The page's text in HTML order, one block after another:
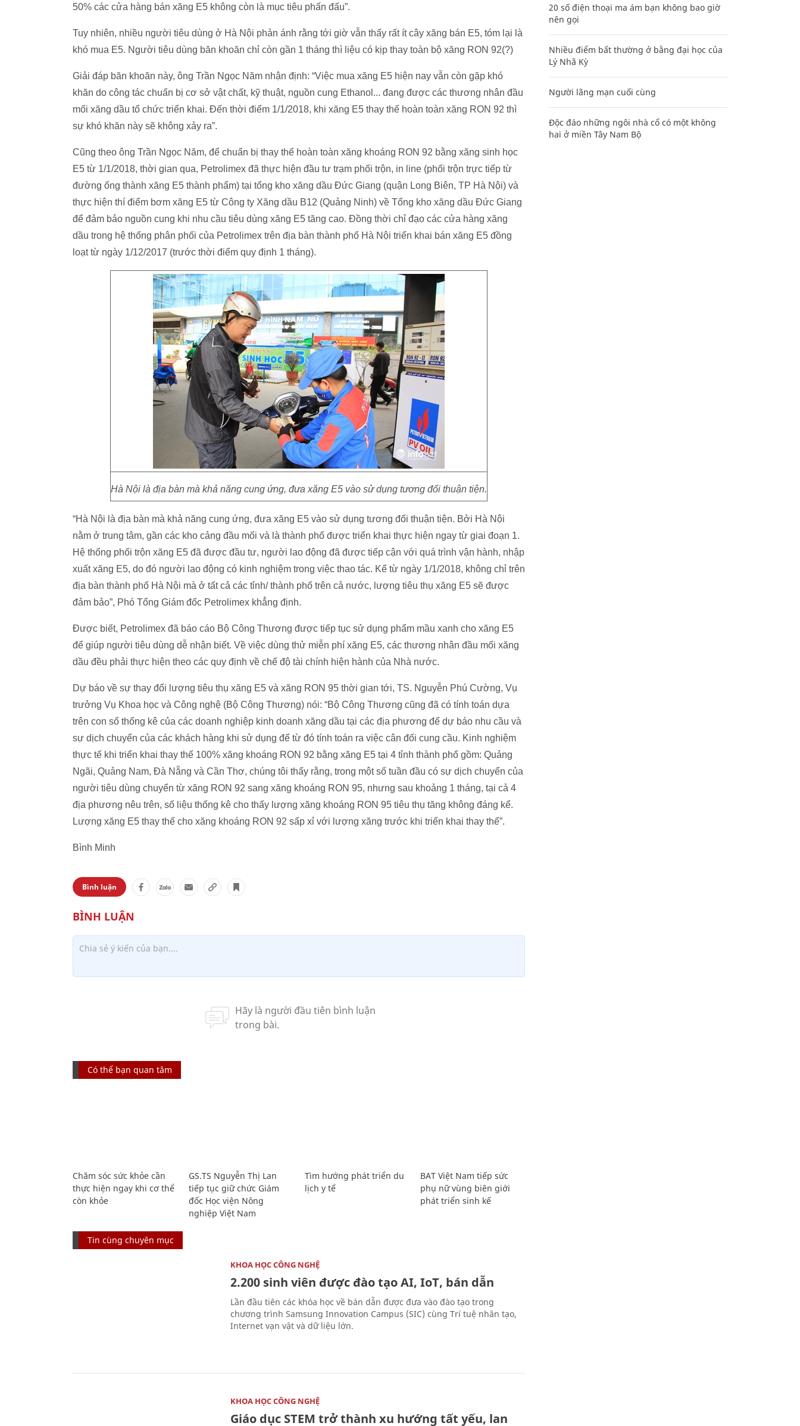
50% các cửa hàng bán xăng E5 không còn là mục tiêu phấn đấu”.
Tuy nhiên, nhiều người tiêu dùng ở Hà Nội phản ánh rằng tới giờ vẫn thấy rất ít cây xăng bán E5, tóm lại là
khó mua E5. Người tiêu dùng băn khoăn chỉ còn gần 1 tháng thì liệu có kịp thay toàn bộ xăng RON 92(?)
Giải đáp băn khoăn này, ông Trần Ngọc Năm nhận định: “Việc mua xăng E5 hiện nay vẫn còn gặp khó
khăn do công tác chuẩn bị cơ sở vật chất, kỹ thuật, nguồn cung Ethanol... đang được các thương nhân đầu
mối xăng dầu tổ chức triển khai. Đến thời điểm 1/1/2018, khi xăng E5 thay thế hoàn toàn xăng RON 92 thì
sự khó khăn này sẽ không xảy ra”.
Cũng theo ông Trần Ngọc Năm, để chuẩn bị thay thế hoàn toàn xăng khoáng RON 92 bằng xăng sinh học
E5 từ 1/1/2018, thời gian qua, Petrolimex đã thực hiện đầu tư trạm phối trộn, in line (phối trộn trực tiếp từ
đường ống thành xăng E5 thành phẩm) tại tổng kho xăng dầu Đức Giang (quận Long Biên, TP Hà Nội) và
thực hiện thí điểm bơm xăng E5 từ Công ty Xăng dầu B12 (Quảng Ninh) về Tổng kho xăng dầu Đức Giang
để đảm bảo nguồn cung khi nhu cầu tiêu dùng xăng E5 tăng cao. Đồng thời chỉ đạo các cửa hàng xăng
dầu trong hệ thống phân phối của Petrolimex trên địa bàn thành phố Hà Nội triển khai bán xăng E5 đồng
loạt từ ngày 1/12/2017 (trước thời điểm quy định 1 tháng).
Hà Nội là địa bàn mà khả năng cung ứng, đưa xăng E5 vào sử dụng tương đối thuận tiện.
“Hà Nội là địa bàn mà khả năng cung ứng, đưa xăng E5 vào sử dụng tương đối thuận tiện. Bởi Hà Nội
nằm ở trung tâm, gần các kho cảng đầu mối và là thành phố được triển khai thực hiện ngay từ giai đoạn 1.
Hệ thống phối trộn xăng E5 đã được đầu tư, người lao động đã được tiếp cận với quá trình vận hành, nhập
xuất xăng E5, do đó người lao động có kinh nghiệm trong việc thao tác. Kể từ ngày 1/1/2018, không chỉ trên
địa bàn thành phố Hà Nội mà ở tất cả các tỉnh/ thành phố trên cả nước, lượng tiêu thụ xăng E5 sẽ được
đảm bảo”, Phó Tổng Giám đốc Petrolimex khẳng định.
Được biết, Petrolimex đã báo cáo Bộ Công Thương được tiếp tục sử dụng phẩm mầu xanh cho xăng E5
để giúp người tiêu dùng dễ nhận biết. Về việc dùng thử miễn phí xăng E5, các thương nhân đầu mối xăng
dầu đều phải thực hiện theo các quy định về chế độ tài chính hiện hành của Nhà nước.
Dự báo về sự thay đổi lượng tiêu thụ xăng E5 và xăng RON 95 thời gian tới, TS. Nguyễn Phú Cường, Vụ
trưởng Vụ Khoa học và Công nghệ (Bộ Công Thương) nói: “Bộ Công Thương cũng đã có tính toán dựa
trên con số thống kê của các doanh nghiệp kinh doanh xăng dầu tại các địa phương để dự báo nhu cầu và
sự dịch chuyển của các khách hàng khi sử dụng để từ đó tính toán ra việc cân đối cung cầu. Kinh nghiệm
thực tế khi triển khai thay thế 100% xăng khoáng RON 92 bằng xăng E5 tại 4 tỉnh thành phố gồm: Quảng
Ngãi, Quảng Nam, Đà Nẵng và Cần Thơ, chúng tôi thấy rằng, trong một số tuần đầu có sự dịch chuyển của
người tiêu dùng chuyển từ xăng RON 92 sang xăng khoáng RON 95, nhưng sau khoảng 1 tháng, tại cả 4
địa phương nêu trên, số liệu thống kê cho thấy lượng xăng khoáng RON 95 tiêu thụ tăng không đáng kể.
Lượng xăng E5 thay thế cho xăng khoáng RON 92 sấp xỉ với lượng xăng trước khi triển khai thay thế”.
Bình Minh
Bình luận
Có thể bạn quan tâm
Chăm sóc sức khỏe cần
thực hiện ngay khi cơ thể
còn khỏe
GS.TS Nguyễn Thị Lan
tiếp tục giữ chức Giám
đốc Học viện Nông
nghiệp Việt Nam
Tìm hướng phát triển du
lịch y tế
BAT Việt Nam tiếp sức
phụ nữ vùng biên giới
phát triển sinh kế
Tin cùng chuyên mục
KHOA HỌC CÔNG NGHỆ
2.200 sinh viên được đào tạo AI, IoT, bán dẫn
Lần đầu tiên các khóa học về bán dẫn được đưa vào đào tạo trong
chương trình Samsung Innovation Campus (SIC) cùng Trí tuệ nhân tạo,
Internet vạn vật và dữ liệu lớn.
KHOA HỌC CÔNG NGHỆ
Giáo dục STEM trở thành xu hướng tất yếu, lan
20 số điện thoại ma ám bạn không bao giờ
nên gọi
Nhiều điểm bất thường ở bằng đại học của
Lý Nhã Kỳ
Người lãng mạn cuối cùng
Độc đáo những ngôi nhà cổ có một không
hai ở miền Tây Nam Bộ